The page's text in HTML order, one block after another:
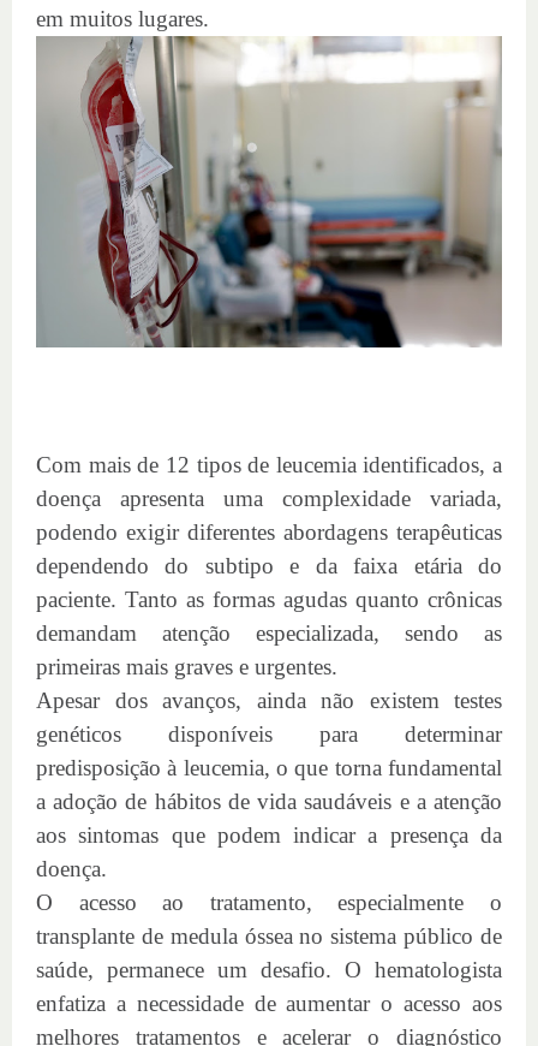
em muitos lugares.
Com mais de 12 tipos de leucemia identificados, a
doença apresenta uma complexidade variada,
podendo exigir diferentes abordagens terapêuticas
dependendo do subtipo e da faixa etária do
paciente. Tanto as formas agudas quanto crônicas
demandam atenção especializada, sendo as
primeiras mais graves e urgentes.
Apesar dos avanços, ainda não existem testes
genéticos disponíveis para determinar
predisposição à leucemia, o que torna fundamental
a adoção de hábitos de vida saudáveis e a atenção
aos sintomas que podem indicar a presença da
doença.
O acesso ao tratamento, especialmente o
transplante de medula óssea no sistema público de
saúde, permanece um desafio. O hematologista
enfatiza a necessidade de aumentar o acesso aos
melhores tratamentos e acelerar o diagnóstico